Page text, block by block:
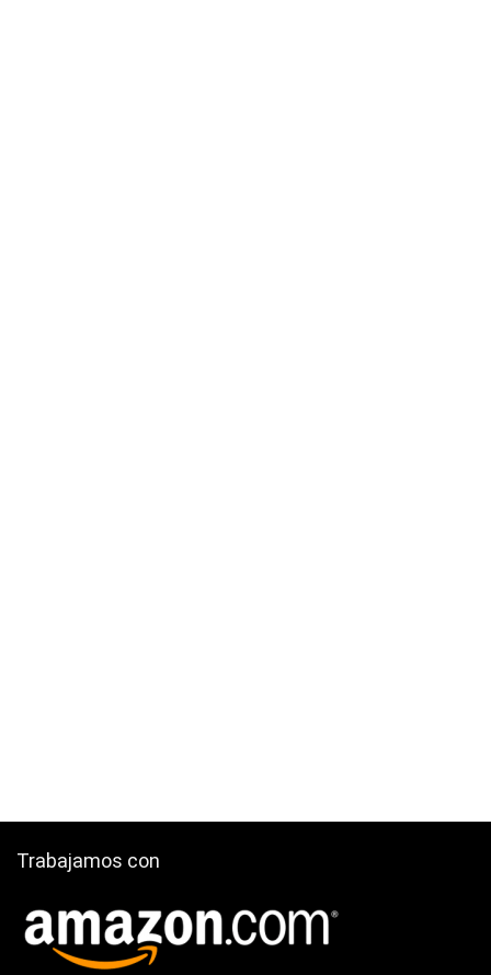
Trabajamos con